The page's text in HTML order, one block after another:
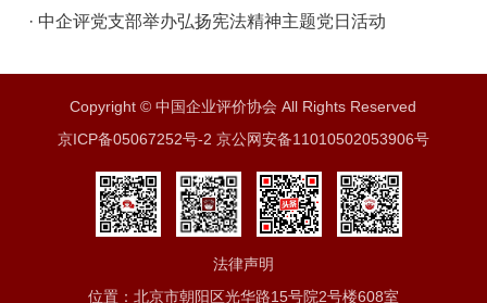
· 中企评党支部举办弘扬宪法精神主题党日活动
Copyright © 中国企业评价协会 All Rights Reserved
京ICP备05067252号-2 京公网安备11010502053906号
法律声明
位置：北京市朝阳区光华路15号院2号楼608室